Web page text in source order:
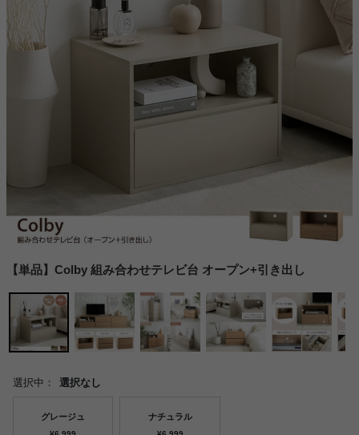
【単品】Colby 組み合わせテレビ台 オープン+引き出し
選択中： 選択なし
グレージュ ナチュラル